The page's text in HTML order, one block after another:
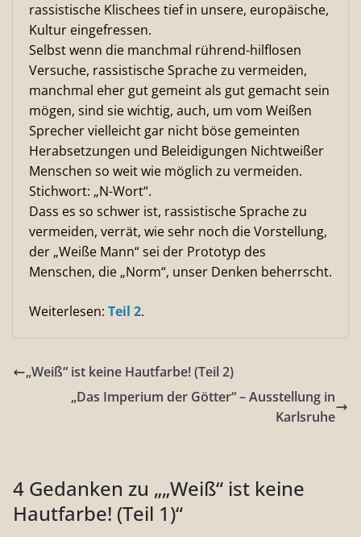
rassistische Klischees tief in unsere, europäische,
Kultur eingefressen.
Selbst wenn die manchmal rührend-hilflosen
Versuche, rassistische Sprache zu vermeiden,
manchmal eher gut gemeint als gut gemacht sein
mögen, sind sie wichtig, auch, um vom Weißen
Sprecher vielleicht gar nicht böse gemeinten
Herabsetzungen und Beleidigungen Nichtweißer
Menschen so weit wie möglich zu vermeiden.
Stichwort: „N-Wort“.
Dass es so schwer ist, rassistische Sprache zu
vermeiden, verrät, wie sehr noch die Vorstellung,
der „Weiße Mann“ sei der Prototyp des
Menschen, die „Norm“, unser Denken beherrscht.
Weiterlesen: Teil 2.
„Weiß“ ist keine Hautfarbe! (Teil 2)
„Das Imperium der Götter“ – Ausstellung in
Karlsruhe
4 Gedanken zu „„Weiß“ ist keine
Hautfarbe! (Teil 1)“